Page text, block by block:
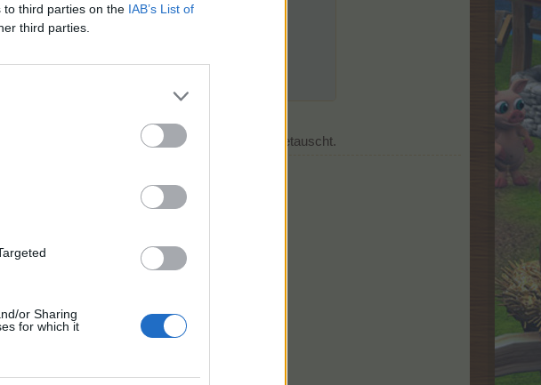
to third parties on the IAB’s List of
third parties.
or Sharing
for which it
leer - da in der Vergangenheit bereits eingetauscht.
wenn man nichts mehr hat.